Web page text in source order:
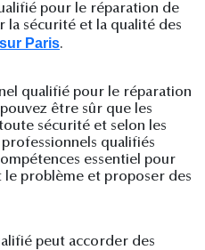
pour le réparation de
sécurité et la qualité des
Paris.
qualifié pour le réparation
être sûr que les
sécurité et selon les
qualifiés
essentiel pour
problème et proposer des
peut accorder des